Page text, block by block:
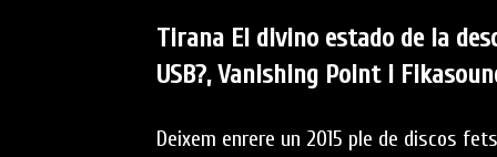
Tirana El divino estado de la
USB?, Vanishing Point i
Deixem enrere un 2015 ple de discos